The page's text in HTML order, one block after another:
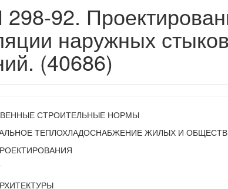
92.
наружных
(40686)
СТРОИТЕЛЬНЫЕ НОРМЫ
ТЕПЛОХЛАДОСНАБЖЕНИЕ ЖИЛЫХ И